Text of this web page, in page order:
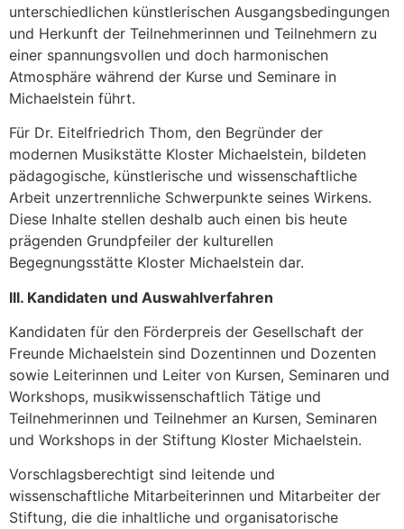
unterschiedlichen künstlerischen Ausgangsbedingungen
und Herkunft der Teilnehmerinnen und Teilnehmern zu
einer spannungsvollen und doch harmonischen
Atmosphäre während der Kurse und Seminare in
Michaelstein führt.
Für Dr. Eitelfriedrich Thom, den Begründer der
modernen Musikstätte Kloster Michaelstein, bildeten
pädagogische, künstlerische und wissenschaftliche
Arbeit unzertrennliche Schwerpunkte seines Wirkens.
Diese Inhalte stellen deshalb auch einen bis heute
prägenden Grundpfeiler der kulturellen
Begegnungsstätte Kloster Michaelstein dar.
III. Kandidaten und Auswahlverfahren
Kandidaten für den Förderpreis der Gesellschaft der
Freunde Michaelstein sind Dozentinnen und Dozenten
sowie Leiterinnen und Leiter von Kursen, Seminaren und
Workshops, musikwissenschaftlich Tätige und
Teilnehmerinnen und Teilnehmer an Kursen, Seminaren
und Workshops in der Stiftung Kloster Michaelstein.
Vorschlagsberechtigt sind leitende und
wissenschaftliche Mitarbeiterinnen und Mitarbeiter der
Stiftung, die die inhaltliche und organisatorische